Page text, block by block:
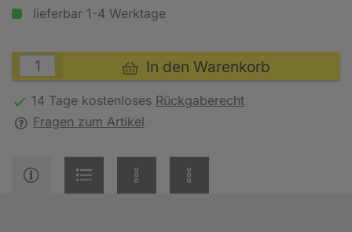
lieferbar 1-4 Werktage
In den Warenkorb
14 Tage kostenloses Rückgaberecht
Fragen zum Artikel